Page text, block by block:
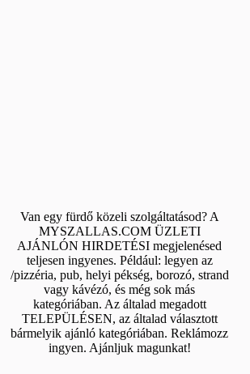
Van egy fürdő közeli szolgáltatásod? A
MYSZALLAS.COM ÜZLETI
AJÁNLÓN HIRDETÉSI megjelenésed
teljesen ingyenes. Például: legyen az
/pizzéria, pub, helyi pékség, borozó, strand
vagy kávézó, és még sok más
kategóriában. Az általad megadott
TELEPÜLÉSEN, az általad választott
bármelyik ajánló kategóriában. Reklámozz
ingyen. Ajánljuk magunkat!